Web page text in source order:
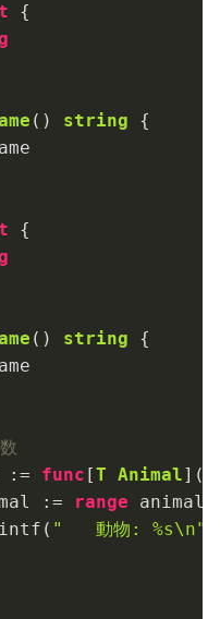
{
() string {
{
() string {
:=
func [T Animal]
:= range
"   動物: %s\n"